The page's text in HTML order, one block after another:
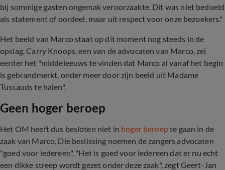
bij sommige gasten ongemak veroorzaakte. Dit was niet bedoeld
als statement of oordeel, maar uit respect voor onze bezoekers."
Het beeld van Marco staat op dit moment nog steeds in de
opslag. Carry Knoops, een van de advocaten van Marco, zei
eerder het "middeleeuws te vinden dat Marco al vanaf het begin
is gebrandmerkt, onder meer door zijn beeld uit Madame
Tussauds te halen".
Geen hoger beroep
Het OM heeft dus besloten niet in hoger beroepte gaan in de
zaak van Marco. Die beslissing noemen de zangers advocaten
"goed voor iedereen". "Het is goed voor iedereen dat er nu echt
een dikke streep wordt gezet onder deze zaak", zegt Geert-Jan